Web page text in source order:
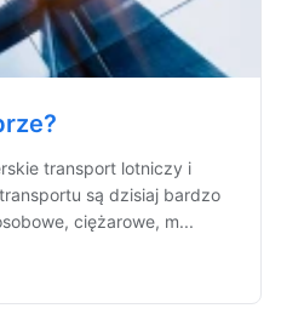
transport lotniczy i
są dzisiaj bardzo
ciężarowe, m...